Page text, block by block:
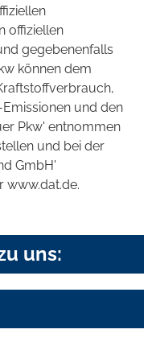
offiziellen
gegebenenfalls
können dem
Emissionen und den
Pkw' entnommen
und bei der
GmbH'
www.dat.de.
uns: